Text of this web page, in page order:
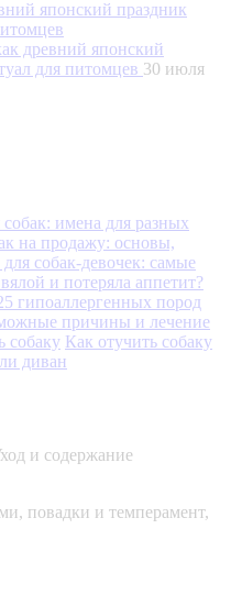
древний японский
для питомцев 30 июля
имена для разных
на продажу: основы,
собак-девочек: самые
и потеряла аппетит?
гипоаллергенных пород
причины и лечение
собаку Как отучить собаку
диван
и содержание
повадки и темперамент,